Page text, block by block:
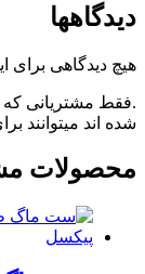
دیدگاهها
هیچ دیدگاهی
.فقط مشتریانی که
شده اند میتوانند
محصولات